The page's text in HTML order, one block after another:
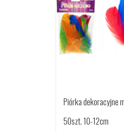
Piórka dekoracyjne
50szt. 10-12cm